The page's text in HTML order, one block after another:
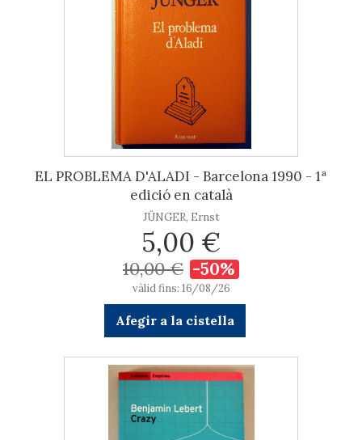
EL PROBLEMA D'ALADI - Barcelona 1990 - 1ª
edició en català
JÜNGER, Ernst
5,00 €
10,00 € -50%
vàlid fins: 16/08/26
Afegir a la cistella